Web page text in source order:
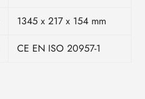
1345 x 217 x 154 mm
CE EN ISO 20957-1